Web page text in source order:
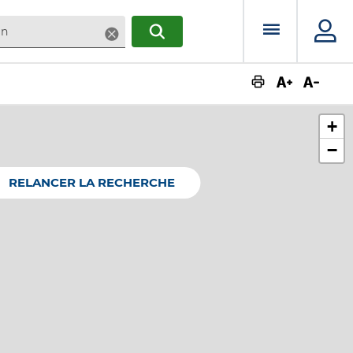
SupprimerRECHERCHERMenu
+
−
RELANCER LA RECHERCHE